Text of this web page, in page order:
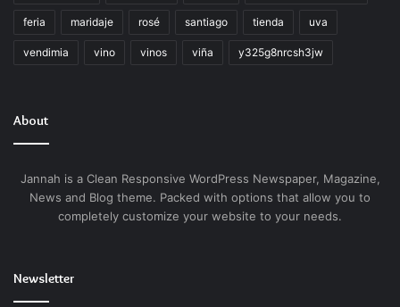
feria maridaje rosé santiago tienda uva
vendimia vino vinos viña y325g8nrcsh3jw
About
Jannah is a Clean Responsive WordPress Newspaper, Magazine,
News and Blog theme. Packed with options that allow you to
completely customize your website to your needs.
Newsletter